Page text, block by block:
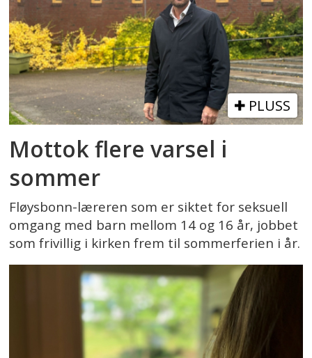
PLUSS
Mottok flere varsel i
sommer
Fløysbonn-læreren som er siktet for seksuell
omgang med barn mellom 14 og 16 år, jobbet
som frivillig i kirken frem til sommerferien i år.